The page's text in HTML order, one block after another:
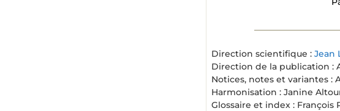
Direction scientifique : Jean
Direction de la publication :
Notices, notes et variantes :
Harmonisation : Janine
Glossaire et index : François